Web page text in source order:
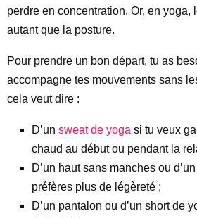
perdre en concentration. Or, en yoga,
autant que la posture.
Pour prendre un bon départ, tu as
accompagne tes mouvements sans
cela veut dire :
D’un sweat de yoga si tu veux
chaud au début ou pendant la
D’un haut sans manches ou
préfères plus de légèreté ;
D’un pantalon ou d’un short de